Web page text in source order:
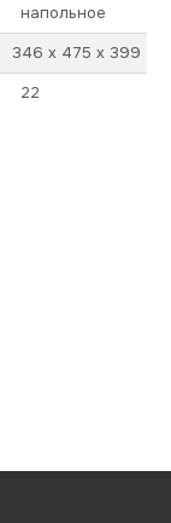
напольное
346 x 475 x 399
22